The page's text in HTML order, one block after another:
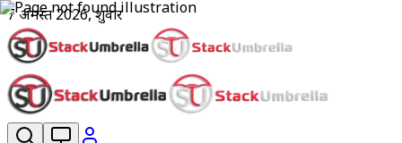
7 अगस्त 2026, शुक्रवार